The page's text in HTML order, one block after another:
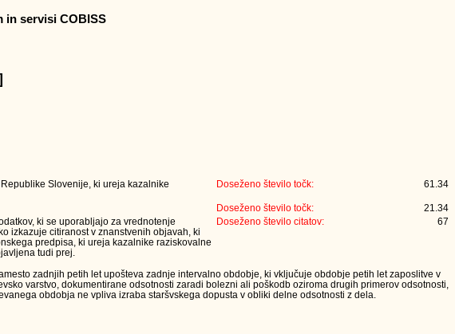
in servisi COBISS
Slovenije, ki ureja kazalnike
Doseženo število točk: 61.34
Doseženo število točk:
21.34
ki se uporabljajo za vrednotenje
izkazuje citiranost v znanstvenih objavah, ki
predpisa, ki ureja kazalnike raziskovalne
tudi prej.
Doseženo število citatov: 67
zadnjih petih let upošteva zadnje intervalno obdobje, ki vključuje obdobje petih let zaposlitve v
varstvo, dokumentirane odsotnosti zaradi bolezni ali poškodb oziroma drugih primerov odsotnosti,
obdobja ne vpliva izraba staršvskega dopusta v obliki delne odsotnosti z dela.